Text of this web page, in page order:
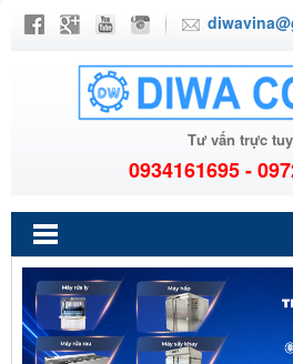
Tư vấn trực
0934161695 -